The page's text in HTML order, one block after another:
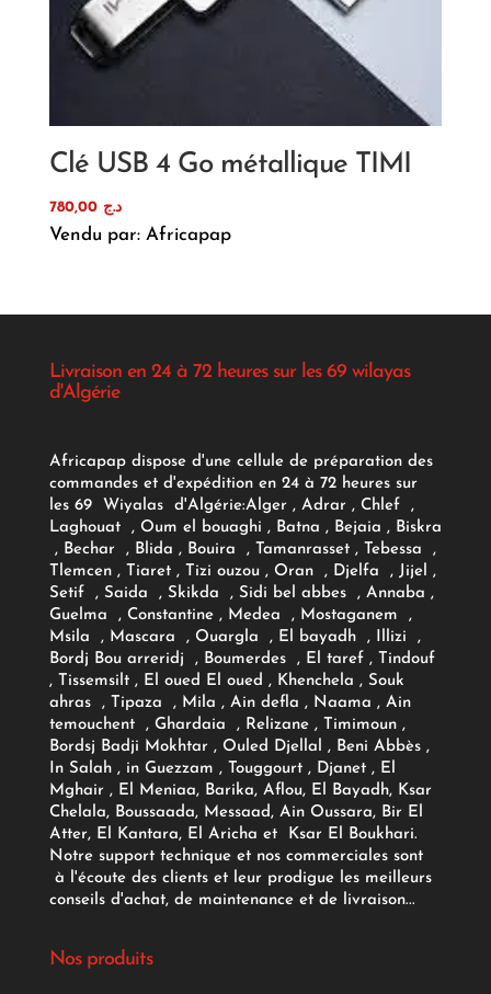
Clé USB 4 Go métallique TIMI
د.ج 780,00
Vendu par: Africapap
Livraison en 24 à 72 heures sur les 69 wilayas
d'Algérie
Africapap dispose d'une cellule de préparation des
commandes et d'expédition en 24 à 72 heures sur
les 69 Wiyalas d'Algérie:Alger , Adrar, Chlef ,
Laghouat , Oum el bouaghi , Batna , Bejaia , Biskra
, Bechar , Blida , Bouira , Tamanrasset , Tebessa ,
Tlemcen , Tiaret , Tizi ouzou , Oran , Djelfa , Jijel ,
Setif , Saida , Skikda , Sidi bel abbes , Annaba ,
Guelma , Constantine , Medea , Mostaganem ,
Msila , Mascara , Ouargla , El bayadh , Illizi ,
Bordj Bou arreridj , Boumerdes , El taref , Tindouf
, Tissemsilt , El oued El oued , Khenchela , Souk
ahras , Tipaza , Mila , Ain defla , Naama , Ain
temouchent , Ghardaia , Relizane , Timimoun ,
Bordsj Badji Mokhtar , Ouled Djellal , Beni Abbès ,
In Salah , in Guezzam , Touggourt , Djanet , El
Mghair , El Meniaa, Barika, Aflou, El Bayadh, Ksar
Chelala, Boussaada, Messaad, Ain Oussara, Bir El
Atter, El Kantara, El Aricha et Ksar El Boukhari.
Notre support technique et nos commerciales sont
à l'écoute des clients et leur prodigue les meilleurs
conseils d'achat, de maintenance et de livraison...
Nos produits